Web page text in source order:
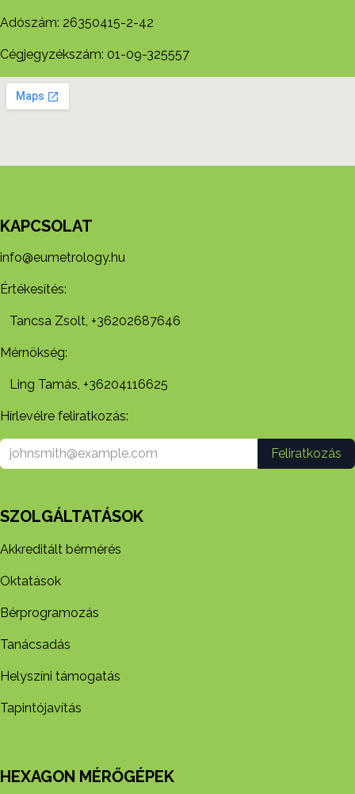
Adószám: 26350415-2-42
Cégjegyzékszám: 01-09-325557
KAPCSOLAT
info@eumetrology.hu
Értékesítés:
Tancsa Zsolt, +36202687646
Mérnökség:
Ling Tamás, +36204116625
Hírlevélre feliratkozás:
Feliratkozás
SZOLGÁLTATÁSOK
Akkreditált bérmérés
Oktatások
Bérprogramozás
Tanácsadás
Helyszíni támogatás
Tapintójavítás
HEXAGON MÉRŐGÉPEK